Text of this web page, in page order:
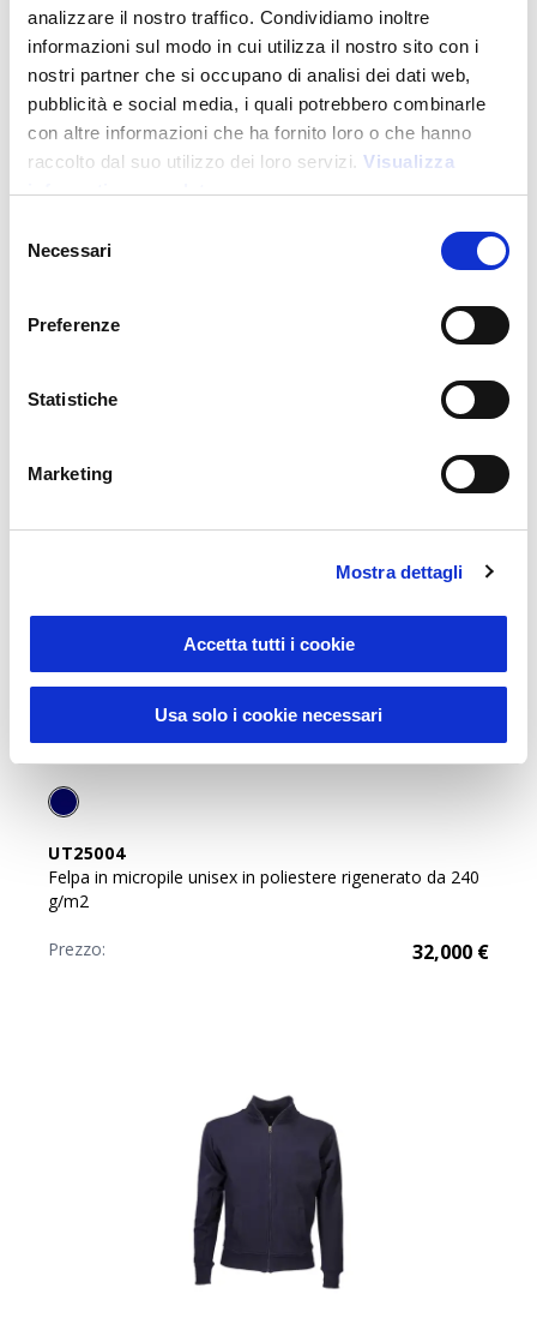
analizzare il nostro traffico. Condividiamo inoltre
informazioni sul modo in cui utilizza il nostro sito con i
nostri partner che si occupano di analisi dei dati web,
pubblicità e social media, i quali potrebbero combinarle
con altre informazioni che ha fornito loro o che hanno
raccolto dal suo utilizzo dei loro servizi. Visualizza
informativa completa
delNecessari
Preferenze
Statistiche
Marketing
Mostra dettagli
Accetta tutti i cookie
Usa solo i cookie necessari
UT26004
Prezzo: 22,000€
Sustainable Living
UT25004
Felpa in micropile unisex in poliestere rigenerato da 240
g/m2
Prezzo: 32,000 €